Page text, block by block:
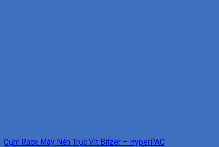
Cụm Rack Máy Nén Trục Vít Bitzer – HyperPAC